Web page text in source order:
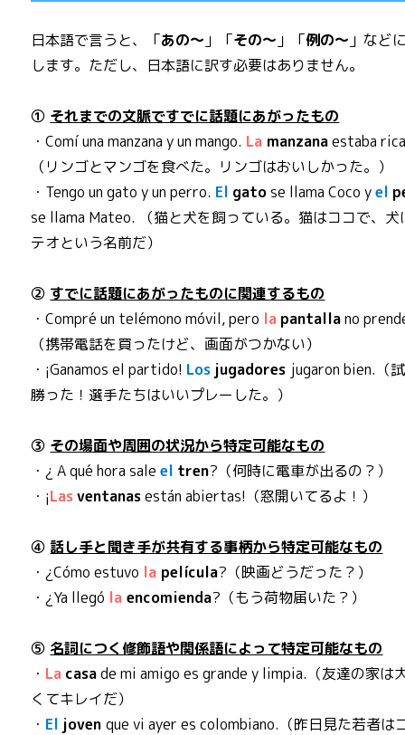
日本語で言うと、「あの～ 」「その～ 」「例の～ 」など
します。ただし、日本語に訳す必要はありません。
① それまでの文脈ですでに話題にあがったもの
・Comí una manzana y un mango. La manzanaestaba
（リンゴとマンゴを食べた。リンゴはおいしかった。）
・Tengo un gato y un perro. El gatose llama Coco yel
se llama Mateo. （猫と犬を飼っている。猫はココで、犬
テオという名前だ）
② すでに話題にあがったものに関連するもの
・Compré un telémono móvil, pero la pantallano
（携帯電話を買ったけど、画面がつかない）
・¡Ganamos el partido! Los jugadores jugaron bien.（
勝った！選手たちはいいプレーした。）
③ その場面や周囲の状況から特定可能なもの
・¿ A qué hora saleel tren?（何時に電車が出るの？）
・¡Las ventanasestán abiertas!（窓開いてるよ！）
④ 話し手と聞き手が共有する事柄から特定可能なもの
・¿Cómo estuvo la película?（映画どうだった？）
・¿Ya llegó la encomienda?（もう荷物届いた？）
⑤ 名詞につく修飾語や関係語によって特定可能なもの
・ La casade mi amigo es grande y limpia.（友達の家は
くてキレイだ）
・ El jovenque vi ayer es colombiano.（昨日見た若者は